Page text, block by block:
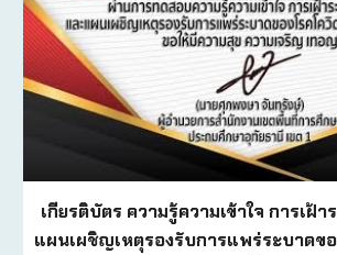
เกียรติบัตร ความรู้ความเข้าใจ การเฝ้
แผนเผชิญเหตุรองรับการแพร่ระบาดขอ